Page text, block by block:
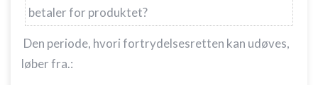
betaler for produktet?
Den periode, hvori fortrydelsesretten kan udøves,
løber fra.: